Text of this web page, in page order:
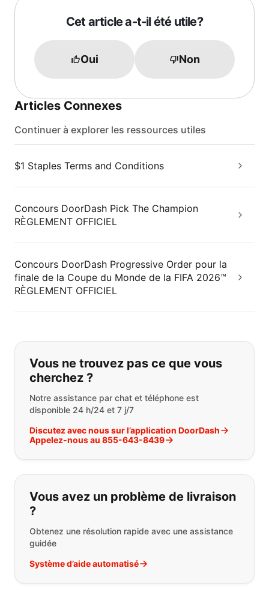
Cet article a-t-il été utile?
Oui Non
Articles Connexes
Continuer à explorer les ressources utiles
$1 Staples Terms and Conditions
Concours DoorDash Pick The Champion
RÈGLEMENT OFFICIEL
Concours DoorDash Progressive Order pour la
finale de la Coupe du Monde de la FIFA 2026™
RÈGLEMENT OFFICIEL
Si vous ne trouvez pas ce que vous
Vous ne trouvez pas ce que vous
cherchez ?
Notre assistance par chat et téléphone est
disponible 24 h/24 et 7 j/7
Discutez avec nous sur l’application DoorDash
Appelez-nous au 855-643-8439
Vous avez un problème de livraison
?
Obtenez une résolution rapide avec une assistance
guidée
Système d’aide automatisé